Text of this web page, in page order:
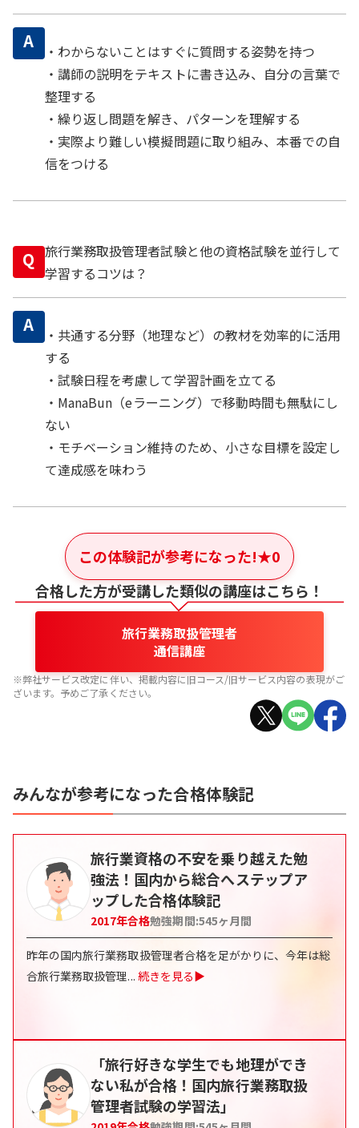
A
・わからないことはすぐに質問する姿勢を持つ
・講師の説明をテキストに書き込み、自分の言葉で
整理する
・繰り返し問題を解き、パターンを理解する
・実際より難しい模擬問題に取り組み、本番での自
信をつける
Q 旅行業務取扱管理者試験と他の資格試験を並行して
学習するコツは？
A
・共通する分野（地理など）の教材を効率的に活用
する
・試験日程を考慮して学習計画を立てる
・ManaBun（eラーニング）で移動時間も無駄にし
ない
・モチベーション維持のため、小さな目標を設定し
て達成感を味わう
この体験記が参考になった!★0
合格した方が受講した類似の講座はこちら！
旅行業務取扱管理者
通信講座
※弊社サービス改定に伴い、掲載内容に旧コース/旧サービス内容の表現がご
ざいます。予めご了承ください。
みんなが参考になった合格体験記
旅行業資格の不安を乗り越えた勉
強法！国内から総合へステップア
ップした合格体験記
2017年合格勉強期間:545ヶ月間
昨年の国内旅行業務取扱管理者合格を足がかりに、今年は総
合旅行業務取扱管理... 続きを見る▶
「旅行好きな学生でも地理ができ
ない私が合格！国内旅行業務取扱
管理者試験の学習法」